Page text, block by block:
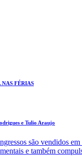
FÉRIAS
e Tulio Araujo
são vendidos em
e também